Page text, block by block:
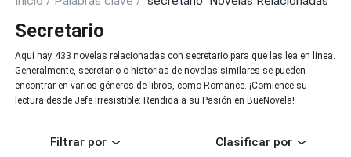
Secretario
Aquí hay 433 novelas relacionadas con secretario para que las lea en línea.
Generalmente, secretario o historias de novelas similares se pueden
encontrar en varios géneros de libros, como Romance. ¡Comience su
lectura desde Jefe Irresistible: Rendida a su Pasión en BueNovela!
Filtrar por Clasificar por